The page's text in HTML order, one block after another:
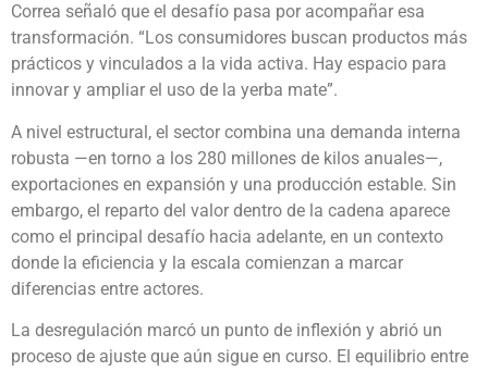
Correa señaló que el desafío pasa por acompañar esa
transformación. “Los consumidores buscan productos más
prácticos y vinculados a la vida activa. Hay espacio para
innovar y ampliar el uso de la yerba mate”.
A nivel estructural, el sector combina una demanda interna
robusta —en torno a los 280 millones de kilos anuales—,
exportaciones en expansión y una producción estable. Sin
embargo, el reparto del valor dentro de la cadena aparece
como el principal desafío hacia adelante, en un contexto
donde la eficiencia y la escala comienzan a marcar
diferencias entre actores.
La desregulación marcó un punto de inflexión y abrió un
proceso de ajuste que aún sigue en curso. El equilibrio entre